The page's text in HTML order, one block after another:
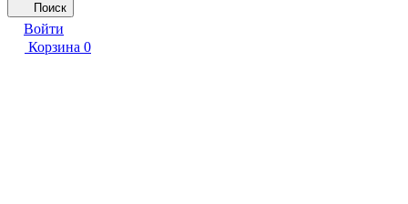
Поиск
Войти
Корзина 0